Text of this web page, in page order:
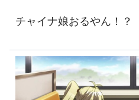
チャイナ娘おるやん！？